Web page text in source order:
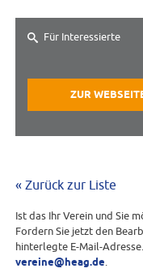
Für Interessierte
ZUR
« Zurück zur Liste
Ist das Ihr Verein und Sie
Fordern Sie jetzt den
hinterlegte E-Mail-
vereine@heag.de